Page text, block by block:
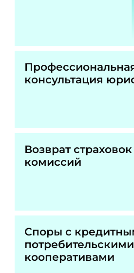
консультация
Возврат
комиссий
Споры с
потребительскими
кооперативами